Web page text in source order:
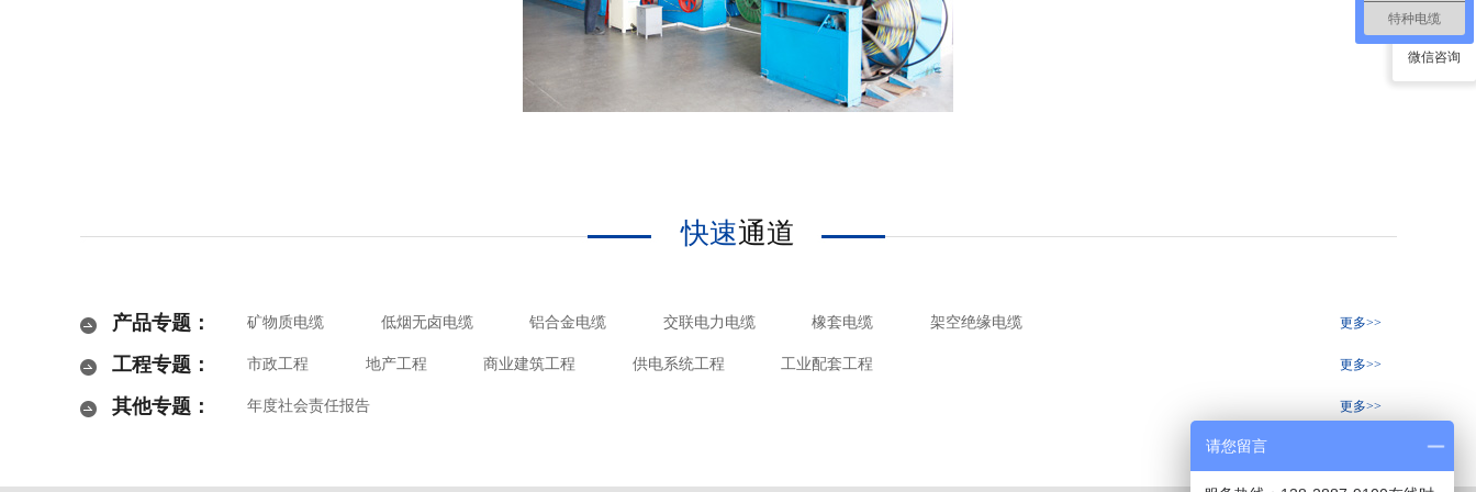
快速通道
产品专题： 矿物质电缆 低烟无卤电缆 铝合金电缆 交联电力电缆 橡套电缆 架空绝缘电缆 更多>>
工程专题： 市政工程 地产工程 商业建筑工程 供电系统工程 工业配套工程 更多>>
其他专题： 年度社会责任报告 更多>>
微信咨询
特种电缆
请您留言